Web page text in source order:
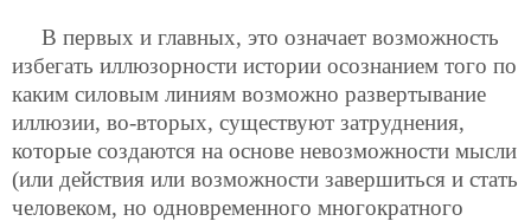
В первых и главных, это означает возможность
избегать иллюзорности истории осознанием того по
каким силовым линиям возможно развертывание
иллюзии, во-вторых, существуют затруднения,
которые создаются на основе невозможности мысли
(или действия или возможности завершиться и стать
человеком, но одновременного многократного